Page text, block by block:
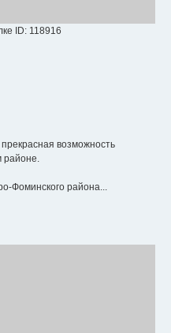
ID: 118916
возможность
районе.
Фоминского района...